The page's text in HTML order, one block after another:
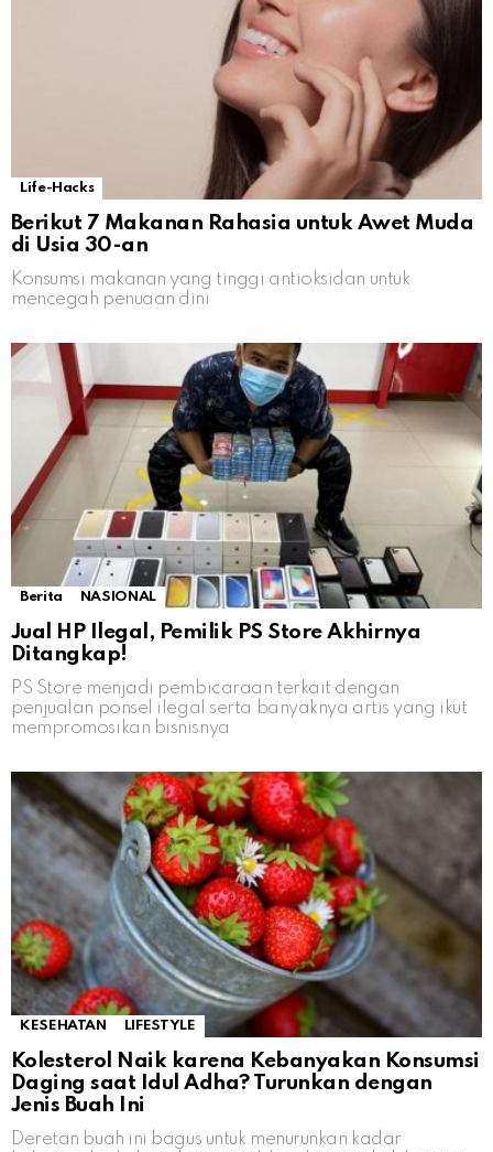
Life-Hacks
Berikut 7 Makanan Rahasia untuk Awet Muda
di Usia 30-an
Konsumsi makanan yang tinggi antioksidan untuk
mencegah penuaan dini
Berita NASIONAL
Jual HP Ilegal, Pemilik PS Store Akhirnya
Ditangkap!
PS Store menjadi pembicaraan terkait dengan
penjualan ponsel ilegal serta banyaknya artis yang ikut
mempromosikan bisnisnya
KESEHATAN LIFESTYLE
Kolesterol Naik karena Kebanyakan Konsumsi
Daging saat Idul Adha? Turunkan dengan
Jenis Buah Ini
Deretan buah ini bagus untuk menurunkan kadar